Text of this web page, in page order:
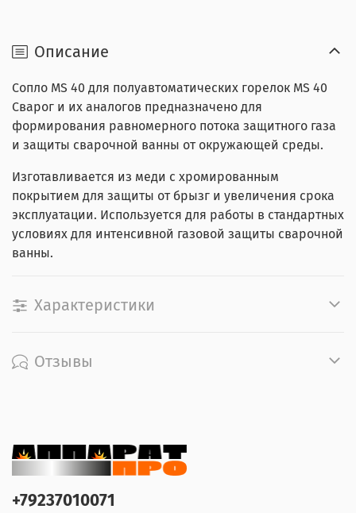
Описание
Сопло MS 40 для полуавтоматических горелок MS 40
Сварог и их аналогов предназначено для
формирования равномерного потока защитного газа
и защиты сварочной ванны от окружающей среды.
Изготавливается из меди с хромированным
покрытием для защиты от брызг и увеличения срока
эксплуатации. Используется для работы в стандартных
условиях для интенсивной газовой защиты сварочной
ванны.
Характеристики
Отзывы
+79237010071